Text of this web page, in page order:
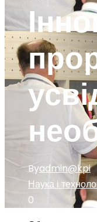
Byadmin@kpi
Наука і
0